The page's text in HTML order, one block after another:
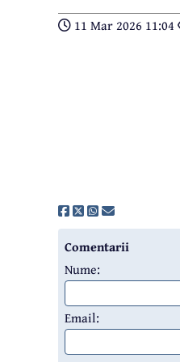
11 Mar 2026 11:04
Comentarii
Nume:
Email: